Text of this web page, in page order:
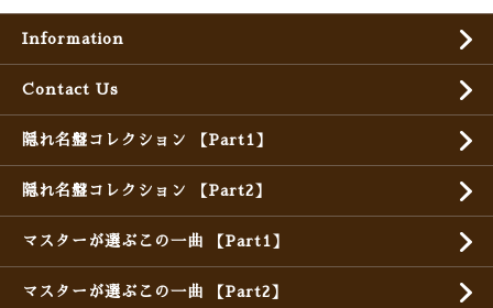
Information
Contact Us
隠れ名盤コレクション 【Part1】
隠れ名盤コレクション 【Part2】
マスターが選ぶこの一曲 【Part1】
マスターが選ぶこの一曲 【Part2】